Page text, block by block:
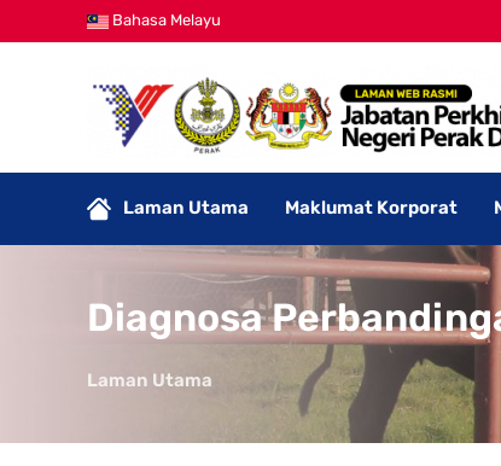
Bahasa Melayu
Laman Utama Maklumat Korporat
Diagnosa
Laman Utama